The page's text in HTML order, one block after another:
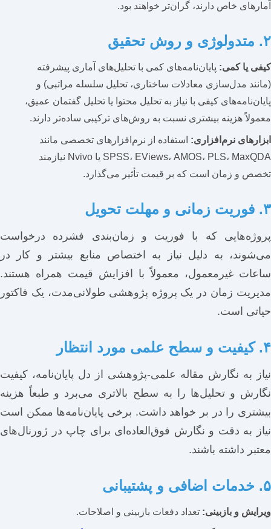
آمارهای خاص دارند، گران‌تر خواهند بود.
۲. متدولوژی و روش تحقیق
کیفی یا کمی: پایان‌نامه‌های کمی با تحلیل‌های آماری پیشرفته
(مانند مدل‌سازی معادلات ساختاری، تحلیل سلسله مراتبی) و
پایان‌نامه‌های کیفی با نیاز به تحلیل محتوا یا تحلیل گفتمان عمیق،
معمولاً هزینه بیشتری نسبت به روش‌های ترکیبی ساده‌تر دارند.
ابزارهای نرم‌افزاری: استفاده از نرم‌افزارهای تخصصی مانند
SPSS، EViews، AMOS، PLS، MaxQDA یا Nvivo نیازمند
تخصص و زمان است که بر قیمت تأثیر می‌گذارد.
۳. فوریت زمانی و مهلت تحویل
پروژه‌هایی که با فوریت و زمان‌بندی فشرده درخواست
می‌شوند، به دلیل نیاز به اختصاص منابع بیشتر و کار در
ساعات غیرمعمول، معمولاً با افزایش قیمت همراه هستند.
مدیریت زمان در یک پروژه پژوهشی طولانی‌مدت، یک فاکتور
حیاتی است.
۴. کیفیت و سطح علمی مورد انتظار
نیاز به نگارش مقاله علمی-پژوهشی از دل پایان‌نامه، کیفیت
نگارش و تحلیل‌ها را به سطح بالاتری می‌برد و طبعاً هزینه
بیشتری را در بر خواهد داشت. برخی پایان‌نامه‌ها ممکن است
نیاز به دقت و نگارش فوق‌العاده‌ای برای چاپ در ژورنال‌های
معتبر داشته باشند.
۵. خدمات اضافی و پشتیبانی
ویرایش و بازبینی: تعداد دفعات بازبینی و اصلاحات.